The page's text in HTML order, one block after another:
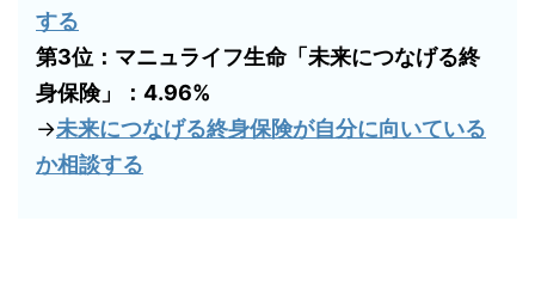
する
第3位：マニュライフ生命「未来につなげる終
身保険」：4.96%
→未来につなげる終身保険が自分に向いている
か相談する